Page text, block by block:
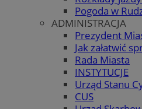
Pogoda w
ADMINISTRACJA
Prezydent
Jak załatwić
Rada Miasta
INSTYTUCJE
Urząd Stanu
CUS